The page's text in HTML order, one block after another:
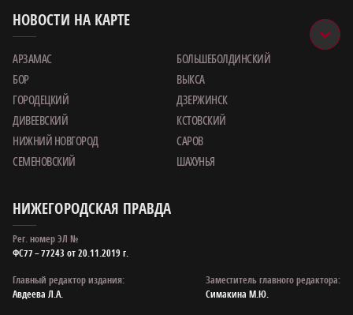
НОВОСТИ НА КАРТЕ
АРЗАМАС
БОЛЬШЕБОЛДИНСКИЙ
БОР
ВЫКСА
ГОРОДЕЦКИЙ
ДЗЕРЖИНСК
ДИВЕЕВСКИЙ
КСТОВСКИЙ
НИЖНИЙ НОВГОРОД
САРОВ
СЕМЕНОВСКИЙ
ШАХУНЬЯ
НИЖЕГОРОДСКАЯ ПРАВДА
Рег. номер ЭЛ №
ФС77 – 77243 от 20.11.2019 г.
Главный редактор издания:
Авдеева Л.А.
Заместитель главного редактора:
Симакина М.Ю.